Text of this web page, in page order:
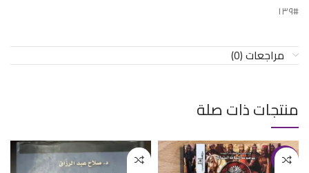
#١٣٩
مراجعات (0)
منتجات ذات صلة
-25%